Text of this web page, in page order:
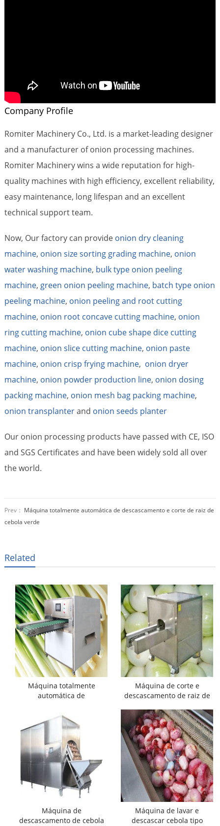
Company Profile
Romiter Machinery Co., Ltd. is a market-leading designer
and a manufacturer of onion processing machines.
Romiter Machinery wins a wide reputation for high-
quality machines with high efficiency, excellent reliability,
easy maintenance, long lifespan and an excellent
technical support team.
Now, Our factory can provide onion dry cleaning
machine, onion size sorting grading machine, onion
water washing machine, bulk type onion peeling
machine, green onion peeling machine, batch type onion
peeling machine, onion peeling and root cutting
machine, onion root concave cutting machine, onion
ring cutting machine, onion cube shape dice cutting
machine, onion slice cutting machine, onion paste
machine, onion crisp frying machine, onion dryer
machine, onion powder production line, onion dosing
packing machine, onion mesh bag packing machine,
onion transplanterand onion seeds planter
Our onion processing products have passed with CE, ISO
and SGS Certificates and have been widely sold all over
the world.
Prev： Máquina totalmente automática de descascamento e corte de raiz de
cebola verde
Related
Máquina totalmente
automática de
raiz de cebola verde
Máquina de corte e
descascamento de raiz de
capacidade
Máquina de
descascamento de cebola
Máquina de lavar e
descascar cebola tipo